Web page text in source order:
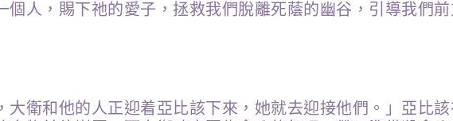
個人，賜下祂的愛子，拯救我們脫離死蔭的幽谷，引導我們
大衛和他的人正迎着亞比該下來，她就去迎接他們。」亞比